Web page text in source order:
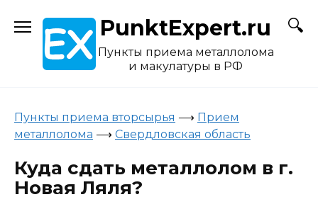
content
PunktExpert.ru
Пункты приема металлолома
и макулатуры в РФ
Пункты приема вторсырья ⟶ Прием
металлолома ⟶ Свердловская область
Куда сдать металлолом в г.
Новая Ляля?